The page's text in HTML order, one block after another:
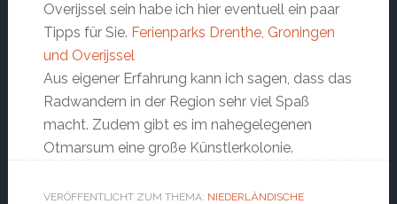
Overijssel sein habe ich hier eventuell ein paar
Tipps für Sie. Ferienparks Drenthe, Groningen
und Overijssel
Aus eigener Erfahrung kann ich sagen, dass das
Radwandern in der Region sehr viel Spaß
macht. Zudem gibt es im nahegelegenen
Otmarsum eine große Künstlerkolonie.
VERÖFFENTLICHT ZUM THEMA: NIEDERLÄNDISCHE